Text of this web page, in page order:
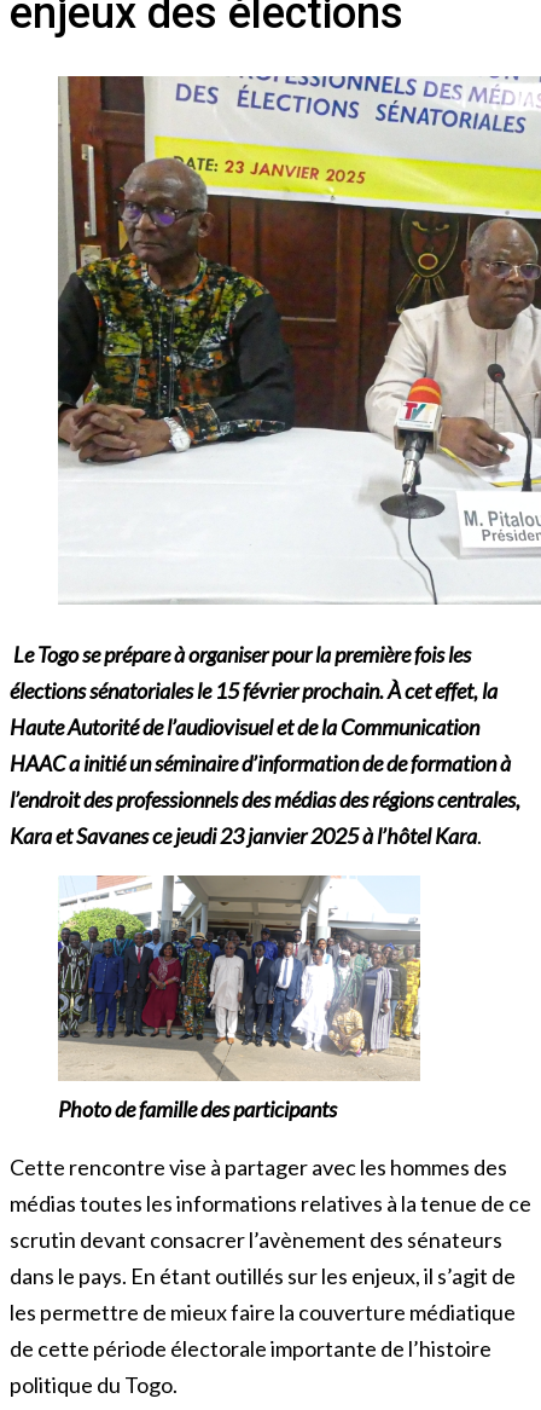
enjeux des élections
Le Togo se prépare à organiser pour la première fois les
élections sénatoriales le 15 février prochain. À cet effet, la
Haute Autorité de l’audiovisuel et de la Communication
HAAC a initié un séminaire d’information de de formation à
l’endroit des professionnels des médias des régions centrales,
Kara et Savanes ce jeudi 23 janvier 2025 à l’hôtelKara.
Photo de famille des participants
Cette rencontre vise à partager avec les hommes des
médias toutes les informations relatives à la tenue de ce
scrutin devant consacrer l’avènement des sénateurs
dans le pays. En étant outillés sur les enjeux, il s’agit de
les permettre de mieux faire la couverture médiatique
de cette période électorale importante de l’histoire
politique du Togo.